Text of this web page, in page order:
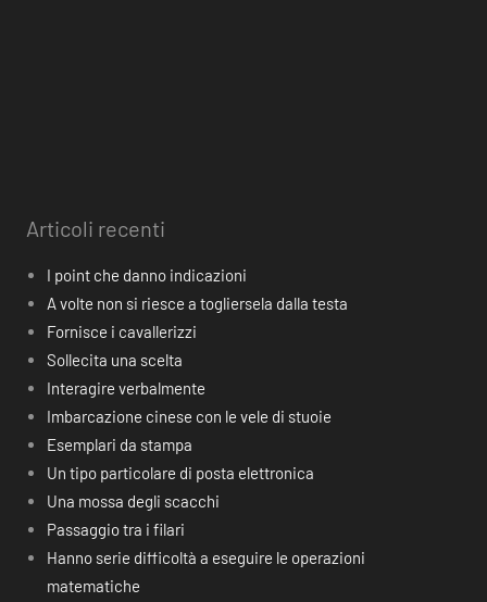
Articoli recenti
I point che danno indicazioni
A volte non si riesce a togliersela dalla testa
Fornisce i cavallerizzi
Sollecita una scelta
Interagire verbalmente
Imbarcazione cinese con le vele di stuoie
Esemplari da stampa
Un tipo particolare di posta elettronica
Una mossa degli scacchi
Passaggio tra i filari
Hanno serie difficoltà a eseguire le operazioni
matematiche